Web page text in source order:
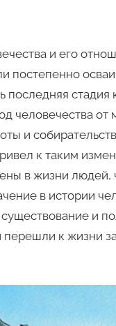
и его
постепенно
стадия
человечества от
и
к таким
в жизни людей,
в истории
и
к жизни